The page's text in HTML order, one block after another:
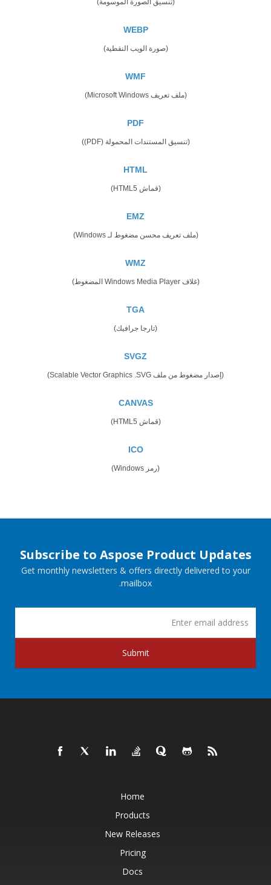
WEBP
(صورة الويب النقطية)
WMF
(ملف تعريف Microsoft Windows)
PDF
(تنسيق المستندات المحمولة (PDF))
HTML
(قماش HTML5)
EMZ
(ملف تعريف محسن مضغوط لـ Windows)
WMZ
(غلاف Windows Media Player المضغوط)
TGA
(تارجا جرافيك)
SVGZ
(إصدار مضغوط من ملف Scalable Vector Graphics .SVG)
CANVAS
(قماش HTML5)
ICO
(رمز Windows)
Subscribe to Aspose Product Updates
Get monthly newsletters & offers directly delivered to your
mailbox.
Submit
Home
Products
New Releases
Pricing
Docs